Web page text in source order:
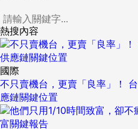
熱搜內容
國際
不只賣機台，更賣「良率」！
應鏈關鍵位置